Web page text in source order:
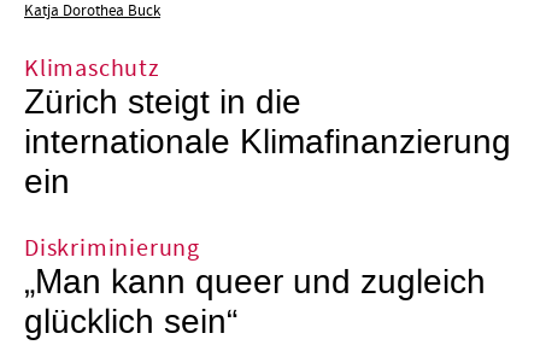
Katja Dorothea Buck
Klimaschutz
Zürich steigt in die
internationale Klimafinanzierung
ein
Diskriminierung
„Man kann queer und zugleich
glücklich sein“